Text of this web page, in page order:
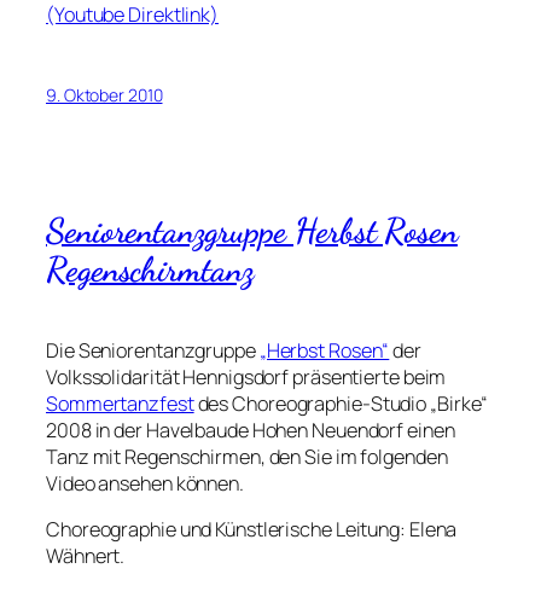
(Youtube Direktlink)
9. Oktober 2010
Seniorentanzgruppe Herbst Rosen
Regenschirmtanz
Die Seniorentanzgruppe„Herbst Rosen“der
Volkssolidarität Hennigsdorf präsentierte beim
Sommertanzfestdes Choreographie-Studio „Birke“
2008 in der Havelbaude Hohen Neuendorf einen
Tanz mit Regenschirmen, den Sie im folgenden
Video ansehen können.
Choreographie und Künstlerische Leitung: Elena
Wähnert.